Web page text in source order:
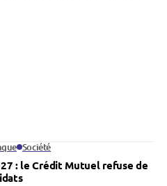
Société
: le Crédit Mutuel refuse de